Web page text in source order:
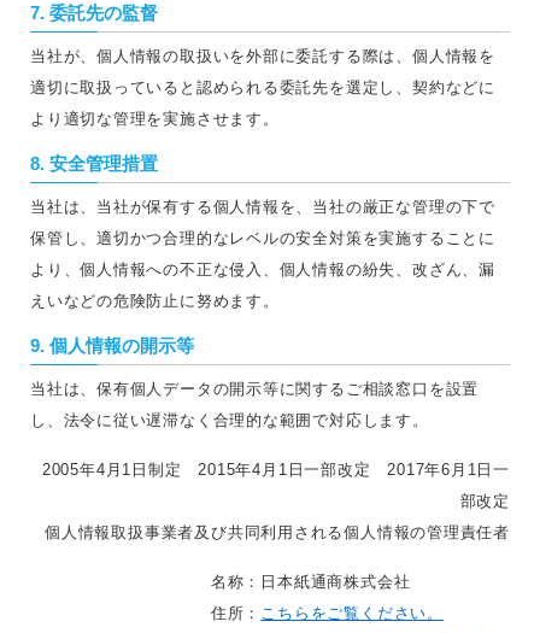
7. 委託先の監督
当社が、個人情報の取扱いを外部に委託する際は、個人情報を
適切に取扱っていると認められる委託先を選定し、契約などに
より適切な管理を実施させます。
8. 安全管理措置
当社は、当社が保有する個人情報を、当社の厳正な管理の下で
保管し、適切かつ合理的なレベルの安全対策を実施することに
より、個人情報への不正な侵入、個人情報の紛失、改ざん、漏
えいなどの危険防止に努めます。
9. 個人情報の開示等
当社は、保有個人データの開示等に関するご相談窓口を設置
し、法令に従い遅滞なく合理的な範囲で対応します。
2005年4月1日制定 2015年4月1日一部改定 2017年6月1日一
部改定
個人情報取扱事業者及び共同利用される個人情報の管理責任者
名称：日本紙通商株式会社
住所： こちらをご覧ください。